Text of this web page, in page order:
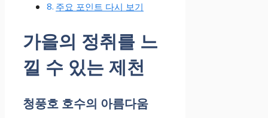
주요 포인트 다시 보기
가을의 정취를 느
낄 수 있는 제천
청풍호 호수의 아름다움